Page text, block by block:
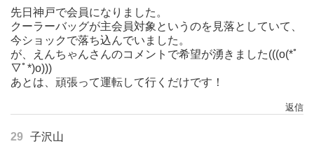
先日神戸で会員になりました。
クーラーバッグが主会員対象というのを見落としていて、
今ショックで落ち込んでいました。
が、えんちゃんさんのコメントで希望が湧きました(((o(*ﾟ
▽ﾟ*)o)))
あとは、頑張って運転して行くだけです！
返信
29 子沢山